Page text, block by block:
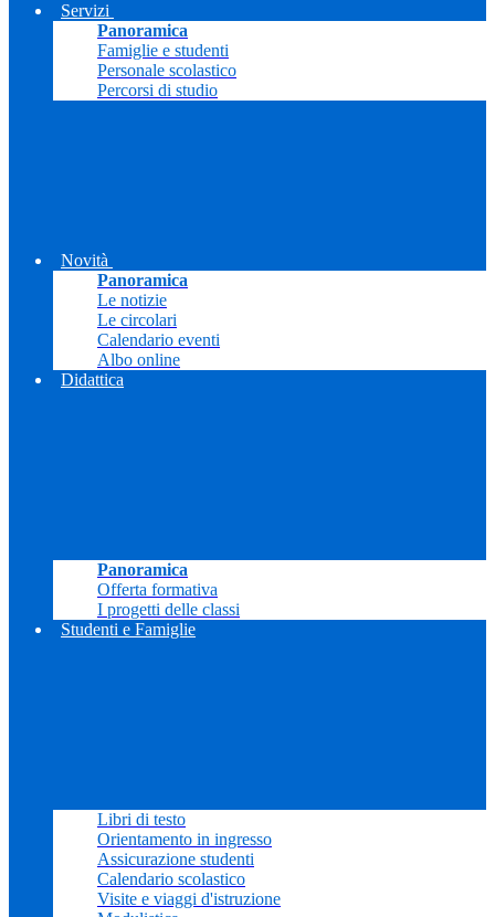
Servizi
Panoramica
Famiglie e studenti
Personale scolastico
Percorsi di studio
Novità
Panoramica
Le notizie
Le circolari
Calendario eventi
Albo online
Didattica
Panoramica
Offerta formativa
I progetti delle classi
Studenti e Famiglie
Libri di testo
Orientamento in ingresso
Assicurazione studenti
Calendario scolastico
Visite e viaggi d'istruzione